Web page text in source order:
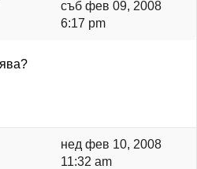
съб фев 09, 2008
6:17 pm
нед фев 10, 2008
11:32 am